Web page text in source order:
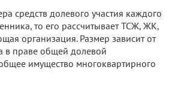
средств долевого участия каждого
то его рассчитывает ТСЖ, ЖК,
организация. Размер зависит от
в праве общей долевой
имущество многоквартирного